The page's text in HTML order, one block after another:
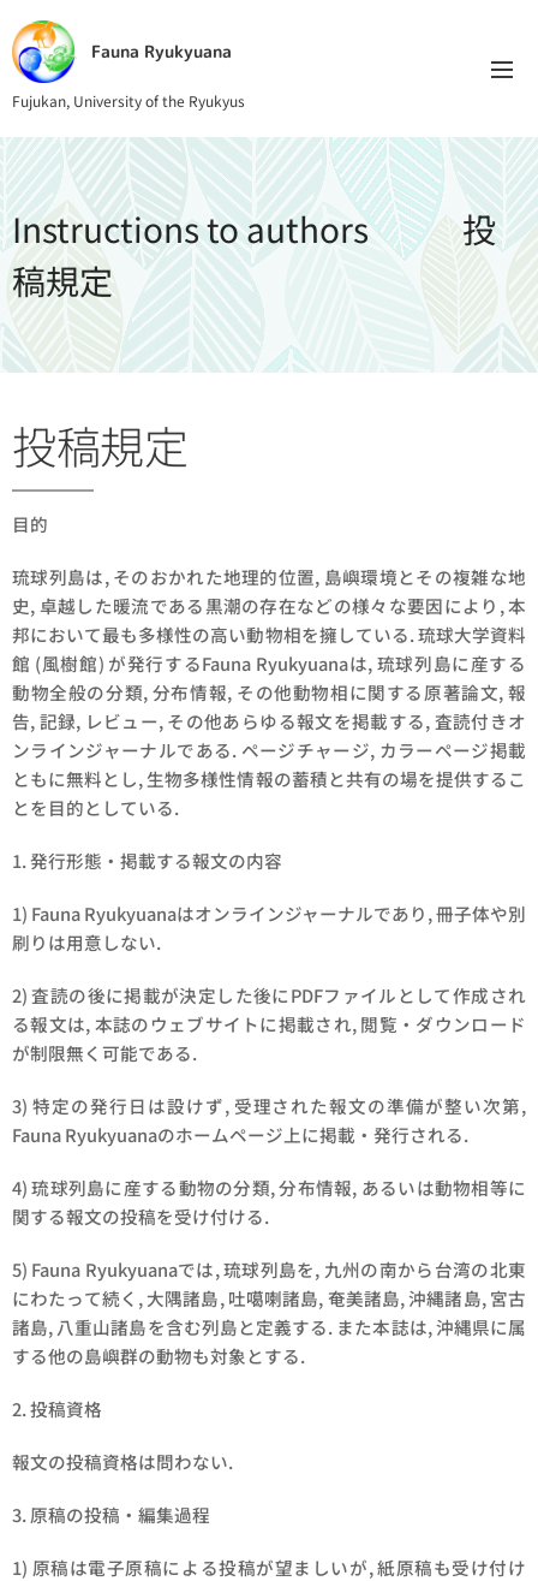
Fauna Ryukyuana
Fujukan, University of the Ryukyus
Instructions to authors 投
稿規定
投稿規定
目的
琉球列島は, そのおかれた地理的位置, 島嶼環境とその複雑な地
史, 卓越した暖流である黒潮の存在などの様々な要因により, 本
邦において最も多様性の高い動物相を擁している. 琉球大学資料
館 (風樹館) が発行するFauna Ryukyuanaは, 琉球列島に産する
動物全般の分類, 分布情報, その他動物相に関する原著論文, 報
告, 記録, レビュー, その他あらゆる報文を掲載する, 査読付きオ
ンラインジャーナルである. ページチャージ, カラーページ掲載
ともに無料とし, 生物多様性情報の蓄積と共有の場を提供するこ
とを目的としている.
1. 発行形態・掲載する報文の内容
1) Fauna Ryukyuanaはオンラインジャーナルであり, 冊子体や別
刷りは用意しない.
2) 査読の後に掲載が決定した後にPDFファイルとして作成され
る報文は, 本誌のウェブサイトに掲載され, 閲覧・ダウンロード
が制限無く可能である.
3) 特定の発行日は設けず, 受理された報文の準備が整い次第,
Fauna Ryukyuanaのホームページ上に掲載・発行される.
4) 琉球列島に産する動物の分類, 分布情報, あるいは動物相等に
関する報文の投稿を受け付ける.
5) Fauna Ryukyuanaでは, 琉球列島を, 九州の南から台湾の北東
にわたって続く, 大隅諸島, 吐噶喇諸島, 奄美諸島, 沖縄諸島, 宮古
諸島, 八重山諸島を含む列島と定義する. また本誌は, 沖縄県に属
する他の島嶼群の動物も対象とする.
2. 投稿資格
報文の投稿資格は問わない.
3. 原稿の投稿・編集過程
1) 原稿は電子原稿による投稿が望ましいが, 紙原稿も受け付け